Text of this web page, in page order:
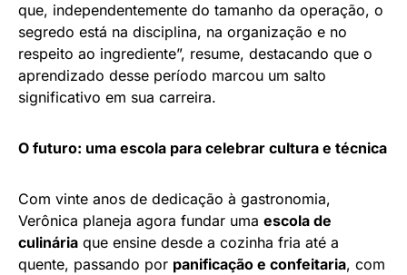
que, independentemente do tamanho da operação, o
segredo está na disciplina, na organização e no
respeito ao ingrediente”, resume, destacando que o
aprendizado desse período marcou um salto
significativo em sua carreira.
O futuro: uma escola para celebrar cultura e técnica
Com vinte anos de dedicação à gastronomia,
Verônica planeja agora fundar uma escola de
culinária que ensine desde a cozinha fria até a
quente, passando por panificação e confeitaria, com